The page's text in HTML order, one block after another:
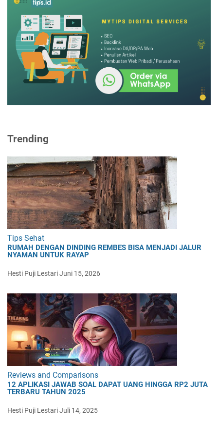
Trending
Tips Sehat
RUMAH DENGAN DINDING REMBES BISA MENJADI JALUR
NYAMAN UNTUK RAYAP
Hesti Puji LestariJuni 15, 2026
Reviews and Comparisons
12 APLIKASI JAWAB SOAL DAPAT UANG HINGGA RP2 JUTA
TERBARU TAHUN 2025
Hesti Puji LestariJuli 14, 2025